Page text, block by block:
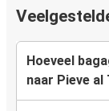
Hoeveel
naar Pieve al